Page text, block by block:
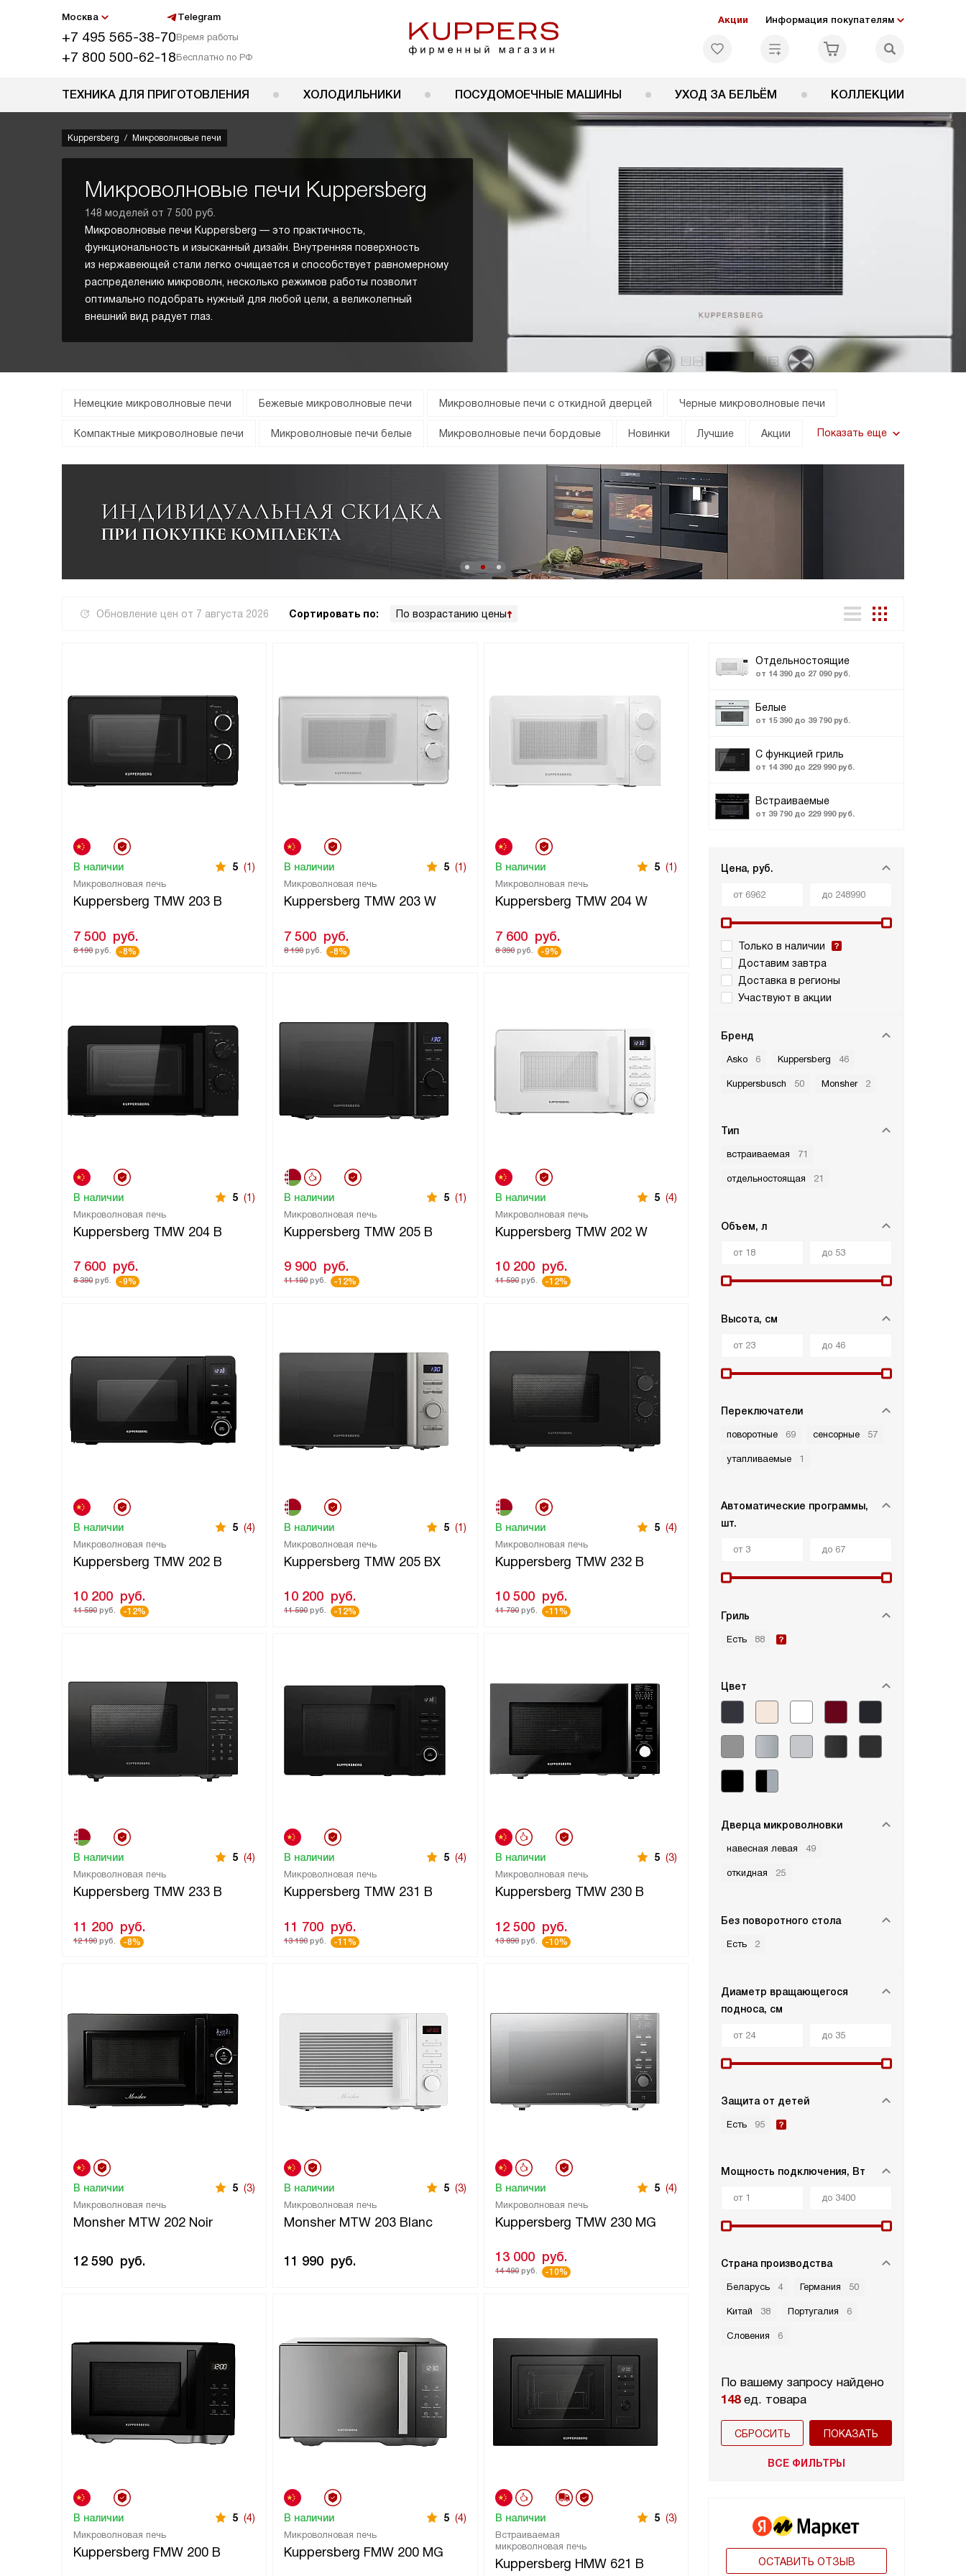
Москва Telegram
+7 495 565-38-70Время работы
+7 800 500-62-18Бесплатно по РФ
Акции Информация покупателям
ТЕХНИКА ДЛЯ ПРИГОТОВЛЕНИЯ ХОЛОДИЛЬНИКИ ПОСУДОМОЕЧНЫЕ МАШИНЫ УХОД ЗА БЕЛЬЁМ КОЛЛЕКЦИИ
Kuppersberg Микроволновые печи
Микроволновые печи Kuppersberg
148 моделей от 7 500 руб.
Микроволновые печи Kuppersberg — это практичность,
функциональность и изысканный дизайн. Внутренняя поверхность
из нержавеющей стали легко очищается и способствует равномерному
распределению микроволн, несколько режимов работы позволит
оптимально подобрать нужный для любой цели, а великолепный
внешний вид радует глаз.
Немецкие микроволновые печи Бежевые микроволновые печи Микроволновые печи с откидной дверцей Черные микроволновые печи
Компактные микроволновые печи Микроволновые печи белые Микроволновые печи бордовые Новинки Лучшие Акции Показать еще
Обновление цен от 7 августа 2026 Сортировать по: По возрастанию цены
Отдельностоящие
от 14 390 до 27 090 руб.
Белые
от 15 390 до 39 790 руб.
С функцией гриль
от 14 390 до 229 990 руб.
Встраиваемые
от 39 790 до 229 990 руб.
Цена, руб.
Только в наличии
Доставим завтра
Доставка в регионы
Участвуют в акции
Бренд
Asko 6 Kuppersberg 46
Kuppersbusch 50 Monsher 2
Тип
встраиваемая 71
отдельностоящая 21
Объем, л
Высота, см
Переключатели
поворотные 69 сенсорные 57
утапливаемые 1
Автоматические программы,
шт.
Гриль
Есть 88
Цвет
Дверца микроволновки
навесная левая 49
откидная 25
Без поворотного стола
Есть 2
Диаметр вращающегося
подноса, cм
Защита от детей
Есть 95
Мощность подключения, Вт
Страна производства
Беларусь 4 Германия 50
Китай 38 Португалия 6
Словения 6
По вашему запросу найдено
148ед. товара
СБРОСИТЬ
ВСЕ ФИЛЬТРЫ
ОСТАВИТЬ ОТЗЫВ
Микроволновая печь
Kuppersberg TMW 203 B
В наличии 5 (1)
7 500 руб.
8 190 руб. -8%
Микроволновая печь
Kuppersberg TMW 203 W
В наличии 5 (1)
7 500 руб.
8 190 руб. -8%
Микроволновая печь
Kuppersberg TMW 204 W
В наличии 5 (1)
7 600 руб.
8 390руб. -9%
Микроволновая печь
Kuppersberg TMW 204 B
В наличии 5 (1)
7 600 руб.
8 390 руб. -9%
Микроволновая печь
Kuppersberg TMW 205 B
В наличии 5 (1)
9 900 руб.
11 190 руб. -12%
Микроволновая печь
Kuppersberg TMW 202 W
В наличии 5 (4)
10 200 руб.
11 590руб. -12%
Микроволновая печь
Kuppersberg TMW 202 B
В наличии 5 (4)
10 200 руб.
11 590 руб. -12%
Микроволновая печь
Kuppersberg TMW 205 BX
В наличии 5 (1)
10 200 руб.
11 590 руб. -12%
Микроволновая печь
Kuppersberg TMW 232 B
В наличии 5 (4)
10 500 руб.
11 790руб. -11%
Микроволновая печь
Kuppersberg TMW 233 B
В наличии 5 (4)
11 200 руб.
12 190 руб. -8%
Микроволновая печь
Kuppersberg TMW 231 B
В наличии 5 (4)
11 700 руб.
13 190 руб. -11%
Микроволновая печь
Kuppersberg TMW 230 B
В наличии 5 (3)
12 500 руб.
13 890руб. -10%
Микроволновая печь
Monsher MTW 202 Noir
В наличии 5 (3)
12 590 руб.
Микроволновая печь
Monsher MTW 203 Blanc
В наличии 5 (3)
11 990 руб.
Микроволновая печь
Kuppersberg TMW 230 MG
В наличии 5 (4)
13 000 руб.
14 490руб. -10%
Микроволновая печь
Kuppersberg FMW 200 B
В наличии 5 (4)
Микроволновая печь
Kuppersberg FMW 200 MG
В наличии 5 (4)
Встраиваемая
микроволновая печь
Kuppersberg HMW 621 B
В наличии 5 (3)